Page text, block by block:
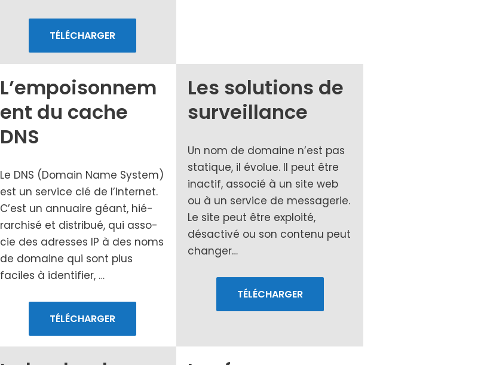
TÉLÉCHARGER
L’empoisonnem
ent du cache
DNS
Le DNS (Domain Name System)
est un ser­vice clé de l’Internet.
C’est un annuaire géant, hié­
rar­chi­sé et dis­tri­bué, qui asso­
cie des adresses IP à des noms
de domaine qui sont plus
faciles à iden­ti­fier, …
TÉLÉCHARGER
Les solutions de
surveillance
Un nom de domaine n’est pas
sta­tique, il évo­lue. Il peut être
inac­tif, asso­cié à un site web
ou à un ser­vice de mes­sa­ge­rie.
Le site peut être exploi­té,
désac­ti­vé ou son conte­nu peut
chan­ger…
TÉLÉCHARGER